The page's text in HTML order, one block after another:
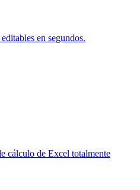
en segundos.
cálculo de Excel totalmente